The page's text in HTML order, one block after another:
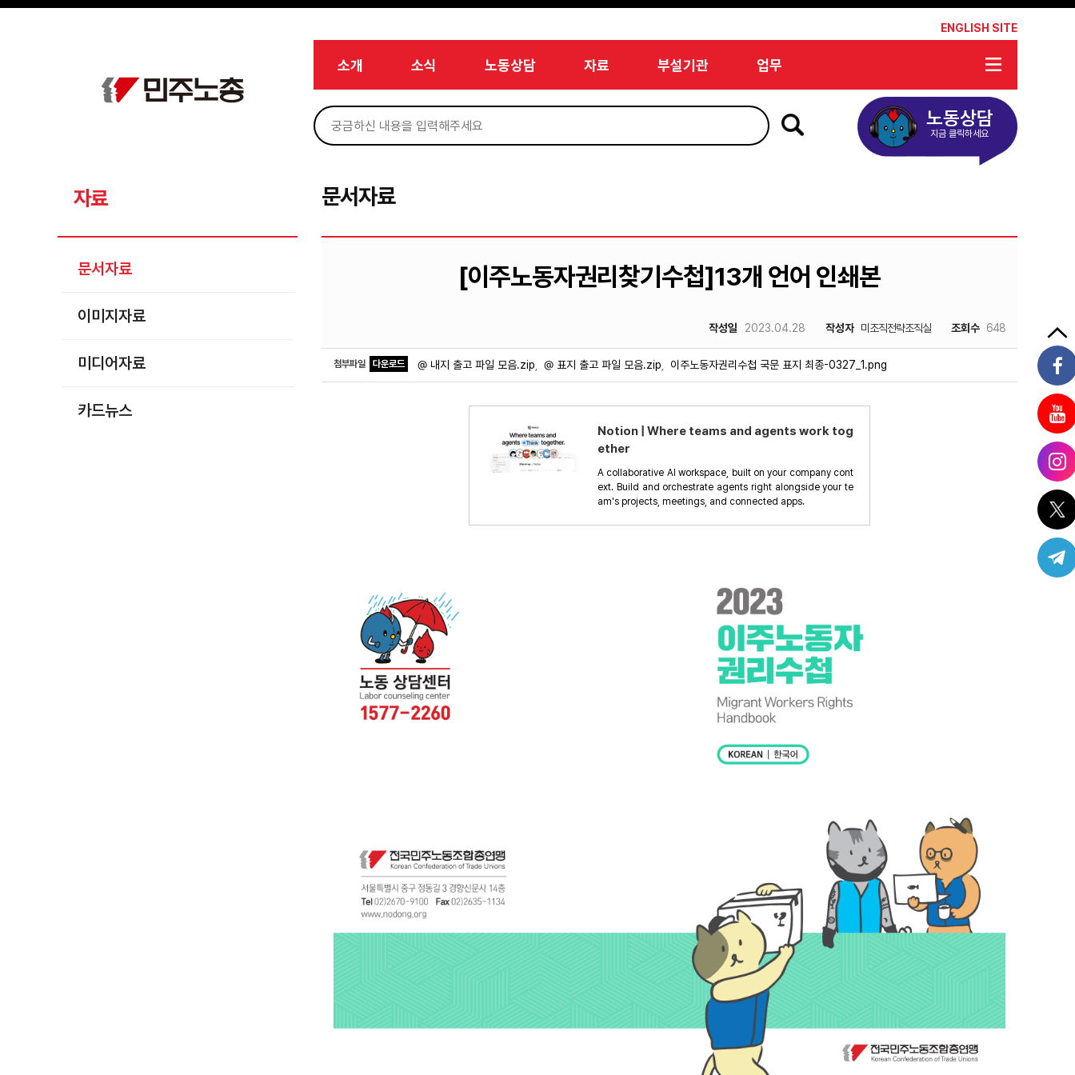
메뉴 건너뛰기
ENGLISH SITE
소개 소식 노동상담 자료 부설기관 업무
노동상담
지금 클릭하세요
자료
문서자료
이미지자료
미디어자료
카드뉴스
문서자료
[이주노동자권리찾기수첩]13개 언어 인쇄본
작성일 2023.04.28 작성자 미조직전략조직실 조회수 648
첨부파일 다운로드 @ 내지 출고 파일 모음.zip @ 표지 출고 파일 모음.zip 이주노동자권리수첩 국문 표지 최종-0327_1.png
Notion | Where teams and agents work tog
ether
A collaborative AI workspace, built on your company cont
ext. Build and orchestrate agents right alongside your te
am's projects, meetings, and connected apps.
Sketchbook5, 스케치북5
Sketchbook5, 스케치북5